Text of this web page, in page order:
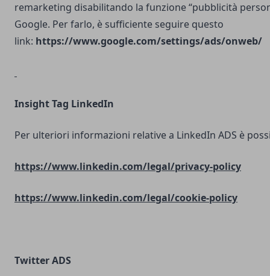
remarketing disabilitando la funzione “pubblicità
Google. Per farlo, è sufficiente seguire questo
link: https://www.google.com/settings/ads/onweb/
Insight Tag LinkedIn
Per ulteriori informazioni relative a LinkedIn ADS è
https://www.linkedin.com/legal/privacy-policy
https://www.linkedin.com/legal/cookie-policy
Twitter ADS